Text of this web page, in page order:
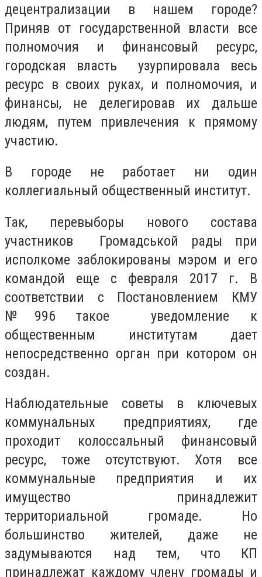
децентрализации в нашем городе?
Приняв от государственной власти все
полномочия и финансовый ресурс,
городская власть узурпировала весь
ресурс в своих руках, и полномочия, и
финансы, не делегировав их дальше
людям, путем привлечения к прямому
участию.
В городе не работает ни один
коллегиальный общественный институт.
Так, перевыборы нового состава
участников Громадськой рады при
исполкоме заблокированы мэром и его
командой еще с февраля 2017 г. В
соответствии с Постановлением КМУ
№996 такое уведомление к
общественным институтам дает
непосредственно орган при котором он
создан.
Наблюдательные советы в ключевых
коммунальных предприятиях, где
проходит колоссальный финансовый
ресурс, тоже отсутствуют. Хотя все
коммунальные предприятия и их
имущество принадлежит
территориальной громаде. Но
большинство жителей, даже не
задумываются над тем, что КП
принадлежат каждому члену громады и